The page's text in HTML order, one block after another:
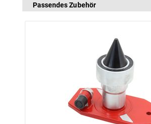
Passendes Zubehör